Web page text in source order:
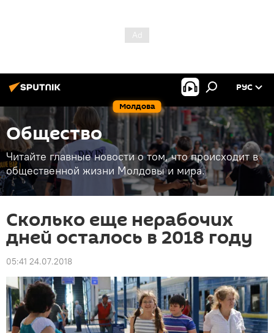
Молдова
РУС
Общество
Читайте главные новости о том, что происходит в
общественной жизни Молдовы и мира.
Сколько еще нерабочих
дней осталось в 2018 году
05:41 24.07.2018